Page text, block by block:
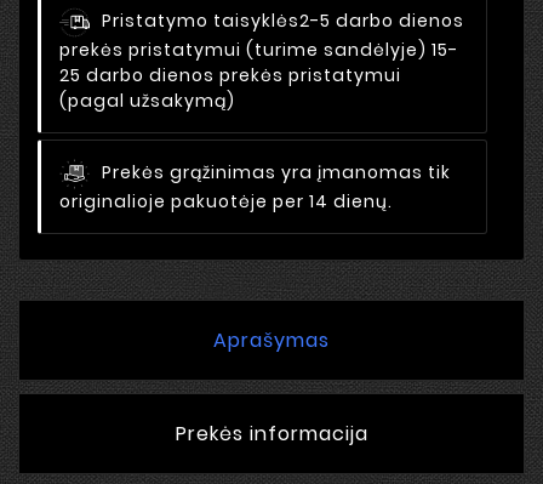
Pristatymo taisyklės2-5 darbo dienos
prekės pristatymui (turime sandėlyje) 15-
25 darbo dienos prekės pristatymui
(pagal užsakymą)
Prekės grąžinimas yra įmanomas tik
originalioje pakuotėje per 14 dienų.
Aprašymas
Prekės informacija